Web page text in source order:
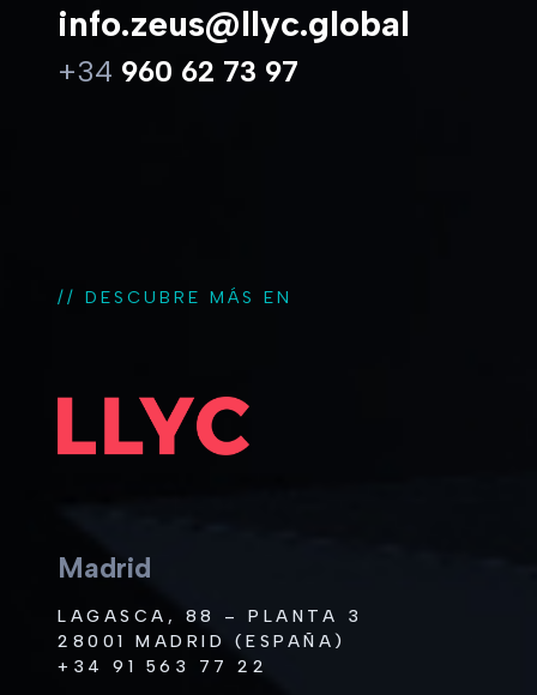
info.zeus@llyc.global
+34 960 62 73 97
// DESCUBRE MÁS EN
Madrid
LAGASCA, 88 – PLANTA 3
28001 MADRID (ESPAÑA)
+34 91 563 77 22